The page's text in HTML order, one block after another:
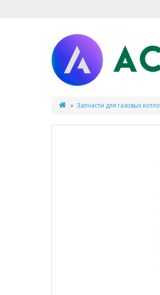
Запчасти для газовых